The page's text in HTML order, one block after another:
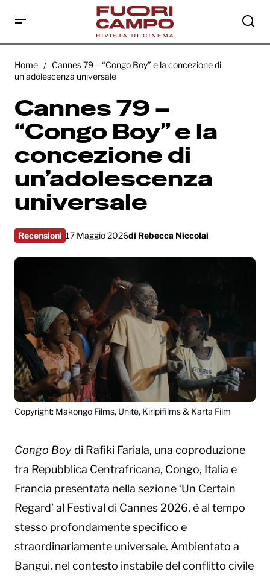
di un’adolescenza universale
Home
Cannes 79 – “Congo Boy” e la concezione di
un’adolescenza universale
Cannes 79 –
“Congo Boy” e la
concezione di
un’adolescenza
universale
Recensioni 17 Maggio 2026di Rebecca Niccolai
Copyright: Makongo Films, Unité, Kiripifilms & Karta Film
Congo Boydi Rafiki Fariala, una coproduzione
tra Repubblica Centrafricana, Congo, Italia e
Francia presentata nella sezione ‘Un Certain
Regard’ al Festival di Cannes 2026, è al tempo
stesso profondamente specifico e
straordinariamente universale. Ambientato a
Bangui, nel contesto instabile del conflitto civile